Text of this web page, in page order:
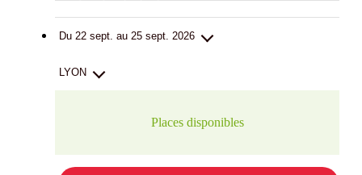
Du 22 sept. au 25 sept. 2026
LYON
Places disponibles